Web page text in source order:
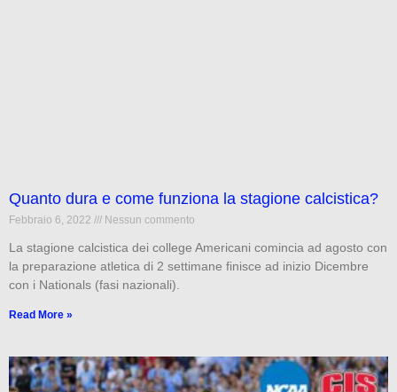
Quanto dura e come funziona la stagione calcistica?
Febbraio 6, 2022 Nessun commento
La stagione calcistica dei college Americani comincia ad agosto con
la preparazione atletica di 2 settimane finisce ad inizio Dicembre
con i Nationals (fasi nazionali).
Read More »